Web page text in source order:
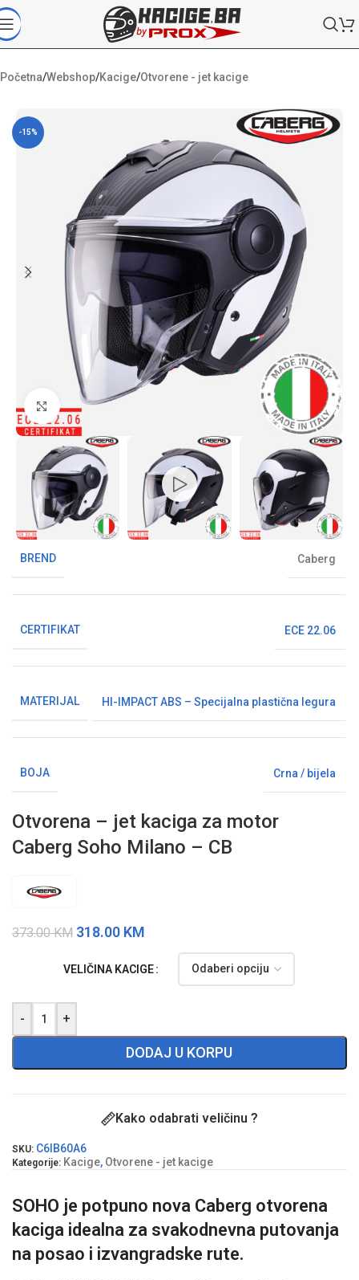
Početna/Webshop/Kacige/Otvorene - jet kacige
-15%
Klikni da uvećaš sliku
BREND Caberg
CERTIFIKAT ECE 22.06
MATERIJAL HI-IMPACT ABS – Specijalna plastična legura
BOJA Crna / bijela
Otvorena – jet kaciga za motor
Caberg Soho Milano – CB
373.00KM 318.00 KM
VELIČINA KACIGE
- +
DODAJ U KORPU
Kako odabrati veličinu ?
SKU: C6IB60A6
Kategorije: Kacige, Otvorene - jet kacige
SOHO je potpuno nova Caberg otvorena
kaciga idealna za svakodnevna putovanja
na posao i izvangradske rute.